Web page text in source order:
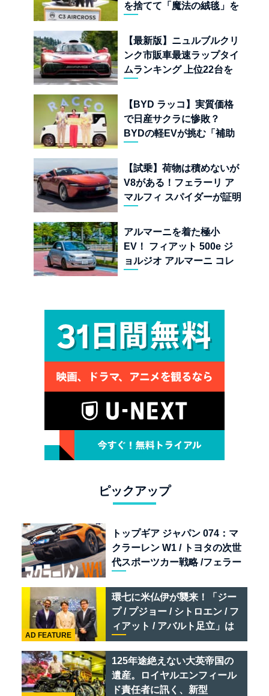
を捨てて「魔法の絨毯」を
児
【最新版】ニュルブルクリ
ンク市販車最速ラップタイ
ムランキング 上位22台を
【BYD ラッコ】実質価格
で日産サクラに惨敗？
BYDの軽EVが挑む「補助
界
【試乗】荷物は積めないが
V8がある！フェラーリ ア
マルフィ スパイダーが証明
ーの至福
アルマーニを着た極小
EV！ フィアット 500e ジ
ョルジオ アルマーニ コレ
ピックアップ
トップギア ジャパン 074：マ
クラーレン W1 / トヨタの次世
代スポーツカー戦略 /フェラー
リオ /ベントレー スーパース
ポーツ
環七に米仏伊が襲来！「ジー
プ / プジョー / シトロエン / フ
ィアット / アバルト足立」は
クルマのセレクトショップで
ある
AD FEATURE
125年途絶えない大英帝国の
遺産。ロイヤルエンフィール
ド責任者に訊く、新型